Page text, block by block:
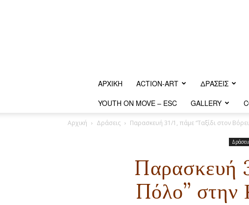
ΑΡΧΙΚΗ ACTION-ART ΔΡΆΣΕΙΣ
YOUTH ON MOVE – ESC
GALLERY
Αρχική Δράσεις Παρασκευή 31/1, πάμε “Ταξίδι στον
Παρασκευή
Πόλο” στην